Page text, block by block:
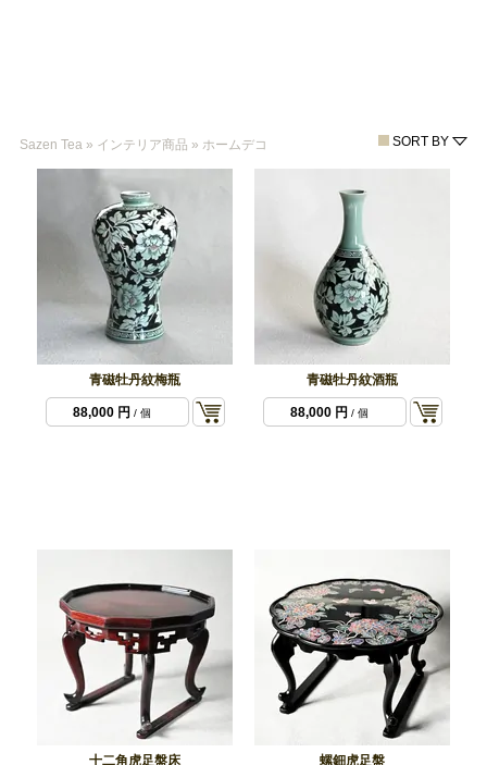
Sazen Tea» インテリア商品 » ホームデコ SORT BY
青磁牡丹紋梅瓶
88,000 円 / 個
青磁牡丹紋酒瓶
88,000 円 / 個
十二角虎足盤床
螺鈿虎足盤